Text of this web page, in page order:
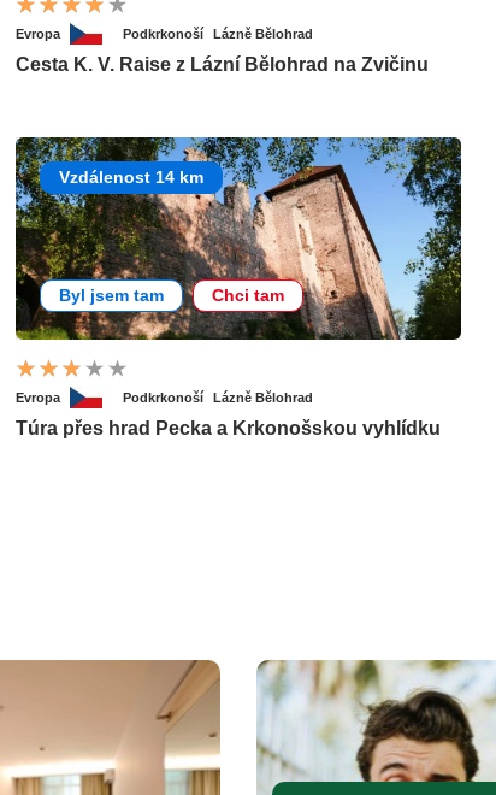
Evropa Podkrkonoší Lázně Bělohrad
Cesta K. V. Raise z Lázní Bělohrad na Zvičinu
Vzdálenost 14 km
Byl jsem tam Chci tam
Evropa Podkrkonoší Lázně Bělohrad
Túra přes hrad Pecka a Krkonošskou vyhlídku